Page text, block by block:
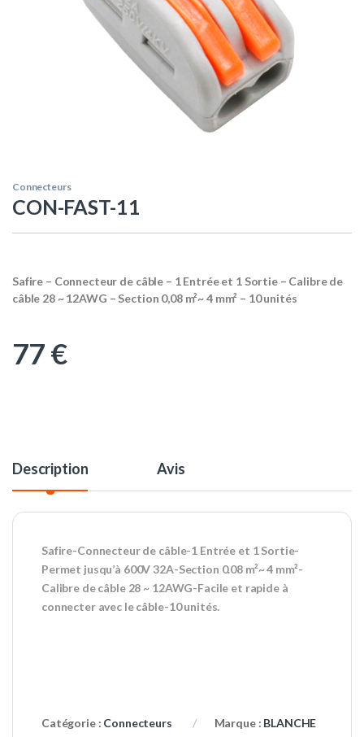
Connecteurs
CON-FAST-11
Safire – Connecteur de câble – 1 Entrée et 1 Sortie – Calibre de
câble 28 ~ 12AWG – Section 0,08 m²~ 4 mm² – 10 unités
77€
Description Avis
Safire-Connecteur de câble-1 Entrée et 1 Sortie-
Permet jusqu’à 600V 32A-Section 0.08 m²~ 4 mm²-
Calibre de câble 28 ~ 12AWG-Facile et rapide à
connecter avec le câble-10 unités.
Catégorie : Connecteurs Marque : BLANCHE